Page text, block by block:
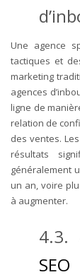
Une agence
tactiques et
marketing
agences
ligne de
relation de
des ventes.
résultats
généralement
un an, voire
à augmenter.
4.3.
SEO